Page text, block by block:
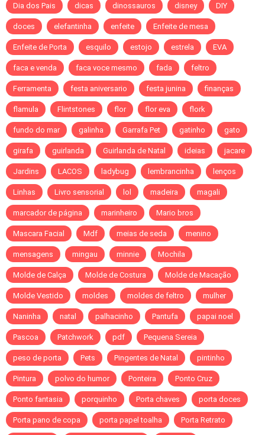
Dia dos Pais dicas dinossauros disney DIY
doces elefantinha enfeite Enfeite de mesa
Enfeite de Porta esquilo estojo estrela EVA
faca e venda faca voce mesmo fada feltro
Ferramenta festa aniversario festa junina finanças
flamula Flintstones flor flor eva flork
fundo do mar galinha Garrafa Pet gatinho gato
girafa guirlanda Guirlanda de Natal ideias jacare
Jardins LACOS ladybug lembrancinha lenços
Linhas Livro sensorial lol madeira magali
marcador de página marinheiro Mario bros
Mascara Facial Mdf meias de seda menino
mensagens mingau minnie Mochila
Molde de Calça Molde de Costura Molde de Macação
Molde Vestido moldes moldes de feltro mulher
Naninha natal palhacinho Pantufa papai noel
Pascoa Patchwork pdf Pequena Sereia
peso de porta Pets Pingentes de Natal pintinho
Pintura polvo do humor Ponteira Ponto Cruz
Ponto fantasia porquinho Porta chaves porta doces
Porta pano de copa porta papel toalha Porta Retrato